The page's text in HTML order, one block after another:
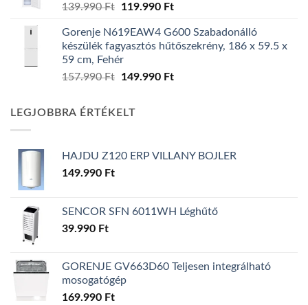
139.990Ft
Original
was:
139.990 Ft.
119.990 FtCurrent
is:
119.990 Ft.
Gorenje N619EAW4 G600 Szabadonálló
készülék fagyasztós hűtőszekrény, 186 x 59.5 x
59 cm, Fehér
157.990Ft
Original
157.990 Ft.
149.990 FtCurrent
LEGJOBBRA ÉRTÉKELT
HAJDU Z120 ERP VILLANY BOJLER
149.990 Ft
SENCOR SFN 6011WH Léghűtő
39.990 Ft
GORENJE GV663D60 Teljesen integrálható
mosogatógép
169.990 Ft